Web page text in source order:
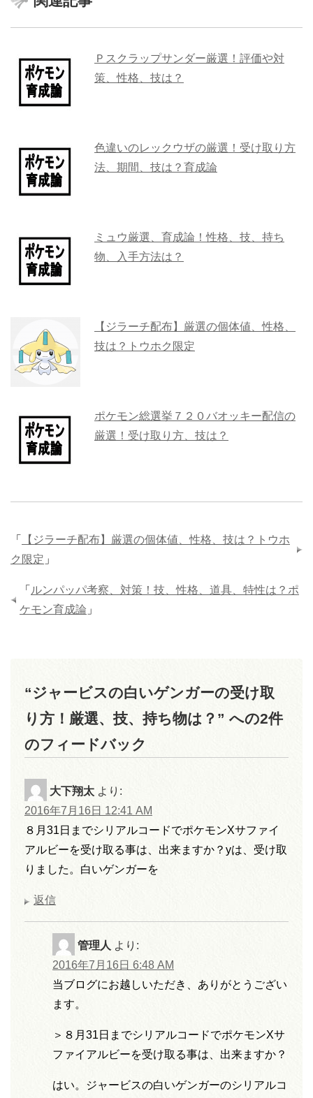
Ｐスクラップサンダー厳選！評価や対
策、性格、技は？
色違いのレックウザの厳選！受け取り方
法、期間、技は？育成論
ミュウ厳選、育成論！性格、技、持ち
物、入手方法は？
【ジラーチ配布】厳選の個体値、性格、
技は？トウホク限定
ポケモン総選挙７２０バオッキー配信の
厳選！受け取り方、技は？
「
【ジラーチ配布】厳選の個体値、性格、技は？トウホ
ク限定 」
「 ルンパッパ考察、対策！技、性格、道具、特性は？ポ
ケモン育成論 」
“ジャービスの白いゲンガーの受け取
り方！厳選、技、持ち物は？” への2件
のフィードバック
大下翔太 より:
2016年7月16日 12:41 AM
８月31日までシリアルコードでポケモンXサファイ
アルビーを受け取る事は、出来ますか？yは、受け取
りました。白いゲンガーを
返信
管理人 より:
2016年7月16日 6:48 AM
当ブログにお越しいただき、ありがとうござい
ます。
＞８月31日までシリアルコードでポケモンXサ
ファイアルビーを受け取る事は、出来ますか？
はい。ジャービスの白いゲンガーのシリアルコ